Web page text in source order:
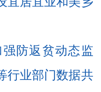
强防返贫动态监
行业部门数据共